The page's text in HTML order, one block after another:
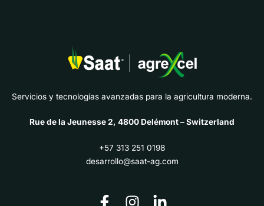
Servicios y tecnologías avanzadas para la agricultura moderna.
Rue de la Jeunesse 2, 4800 Delémont – Switzerland
+57 313 251 0198
desarrollo@saat-ag.com